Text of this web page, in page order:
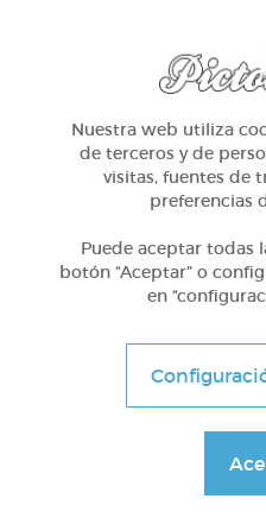
1º
Nuestra web utiliza
de terceros y de
visitas, fuentes de
preferencias
Puede aceptar todas
botón “Aceptar” o
en